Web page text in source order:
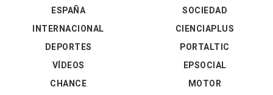
ESPAÑA
INTERNACIONAL
DEPORTES
VÍDEOS
SOCIEDAD
CIENCIAPLUS
PORTALTIC
EPSOCIAL
CHANCE
MOTOR